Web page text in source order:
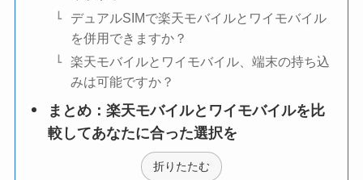
デュアルSIMで楽天モバイルとワイモバイル
を併用できますか？
楽天モバイルとワイモバイル、端末の持ち込
みは可能ですか？
まとめ：楽天モバイルとワイモバイルを比
較してあなたに合った選択を
折りたたむ